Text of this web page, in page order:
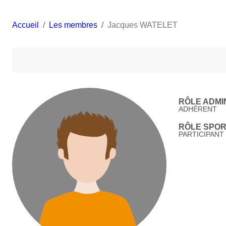
Accueil Les membres Jacques WATELET
RÔLE
ADHÉRENT
RÔLE
PARTICIPANT